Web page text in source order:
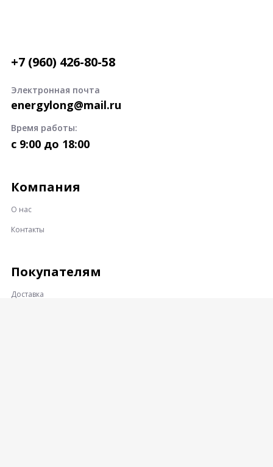
+7 (960) 426-80-58
Электронная почта
energylong@mail.ru
Время работы:
c 9:00 до 18:00
Компания
О нас
Контакты
Покупателям
Доставка